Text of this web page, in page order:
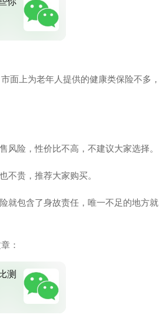
面上为老年人提供的健康类保险不多，
险，性价比不高，不建议大家选择。
不贵，推荐大家购买。
就包含了身故责任，唯一不足的地方就
：
测